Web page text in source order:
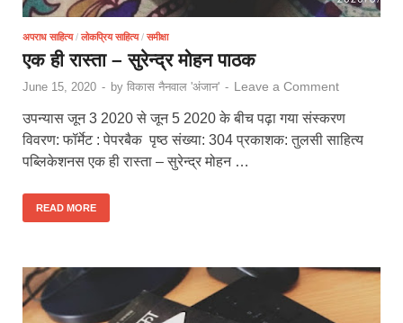
अपराध साहित्य/ लोकप्रिय साहित्य/ समीक्षा
एक ही रास्ता – सुरेन्द्र मोहन पाठक
June 15, 2020 - by विकास नैनवाल 'अंजान' - Leave a Comment
उपन्यास जून 3 2020 से जून 5 2020 के बीच पढ़ा गया संस्करण
विवरण: फॉर्मेट : पेपरबैक पृष्ठ संख्या: 304 प्रकाशक: तुलसी साहित्य
पब्लिकेशनस एक ही रास्ता – सुरेन्द्र मोहन …
READ MORE